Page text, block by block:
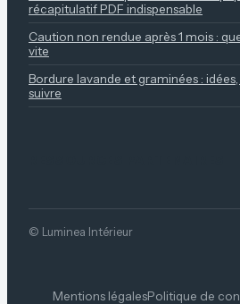
récapitulatif PDF indispensable
Caution non rendue après 1 mois :
vite
Bordure lavande et graminées :
suivre
© Luminea Intérieur
Mentions légalesPolitique de